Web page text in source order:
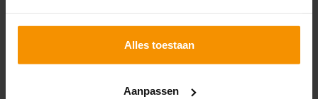
Alles toestaan
Aanpassen